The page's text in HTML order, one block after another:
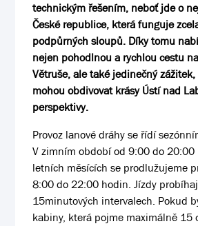
technickým řešením, neboť jde o
České republice, která funguje
podpůrných sloupů. Díky tomu
nejen pohodlnou a rychlou cestu
Větruše, ale také jedinečný
mohou obdivovat krásy Ústí nad
perspektivy.
Provoz lanové dráhy se řídí
V zimním období od 9:00 do 20:00
letních měsících se prodlužujeme
8:00 do 22:00 hodin. Jízdy
15minutových intervalech. Pokud
kabiny, která pojme maximálně 15